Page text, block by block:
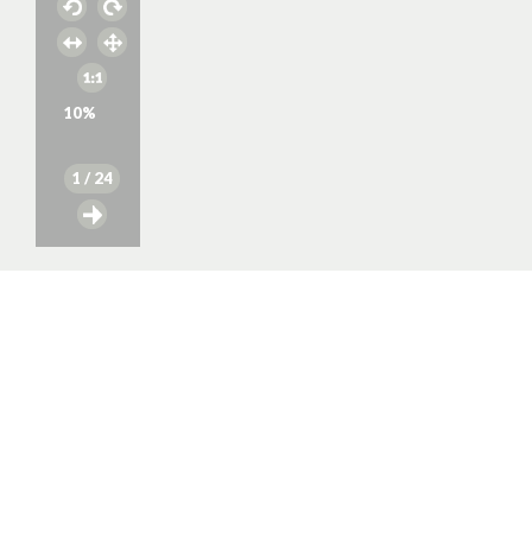
10%
1 / 24